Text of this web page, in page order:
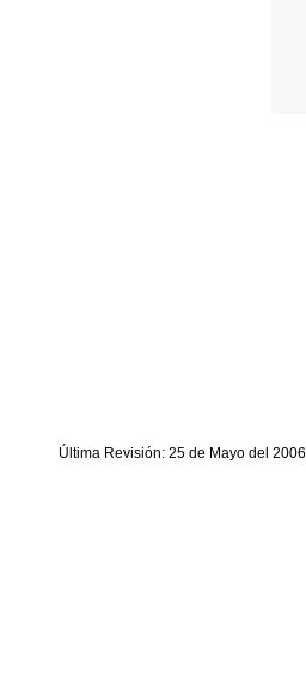
Última Revisión: 25 de Mayo del 2006